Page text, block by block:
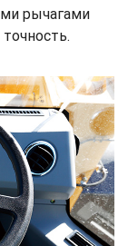
рычагами